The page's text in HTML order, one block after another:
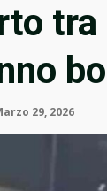
29, 2026